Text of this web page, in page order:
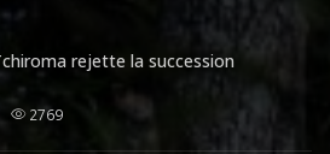
rejette la succession
2769